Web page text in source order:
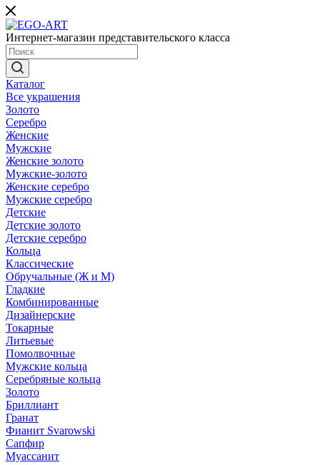
Интернет-магазин представительского класса
Каталог
Все украшения
Золото
Серебро
Женские
Мужские
Женские золото
Мужские-золото
Женские серебро
Мужские серебро
Детские
Детские золото
Детские серебро
Кольца
Классические
Обручальные (Ж и М)
Гладкие
Комбинированные
Дизайнерские
Токарные
Литьевые
Помолвочные
Мужские кольца
Серебряные кольца
Золото
Бриллиант
Гранат
Фианит Svarowski
Сапфир
Муассанит